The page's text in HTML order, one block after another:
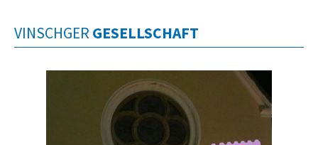
VINSCHGER GESELLSCHAFT